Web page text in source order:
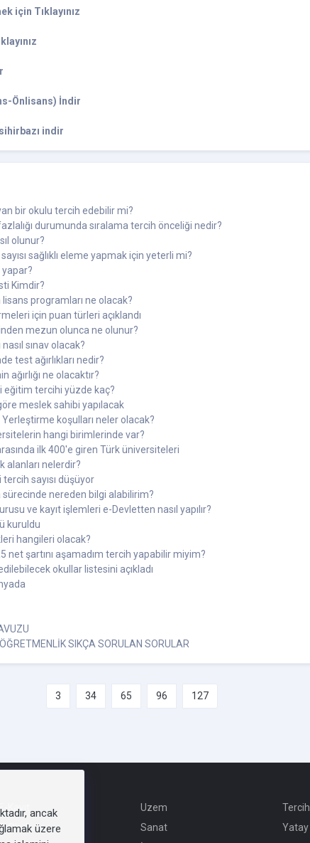
için Tıklayınız
Önlisans) İndir
sihirbazı indir
bir okulu tercih edebilir mi?
durumunda sıralama tercih önceliği nedir?
olunur?
sağlıklı eleme yapmak için yeterli mi?
Kimdir?
programları ne olacak?
için puan türleri açıklandı
mezun olunca ne olunur?
sınav olacak?
test ağırlıkları nedir?
ağırlığı ne olacaktır?
eğitim tercihi yüzde kaç?
meslek sahibi yapılacak
koşulları neler olacak?
hangi birimlerinde var?
ilk 400'e giren Türk üniversiteleri
alanları nelerdir?
sayısı düşüyor
nereden bilgi alabilirim?
ve kayıt işlemleri e-Devletten nasıl yapılır?
kuruldu
hangileri olacak?
net şartını aşamadım tercih yapabilir miyim?
okullar listesini açıkladı
SIKÇA SORULAN SORULAR
3 34 65 96 127
E-Kayıt
Okul
Uzem
Sanat
Tercih
Yatay
ancak
üzere